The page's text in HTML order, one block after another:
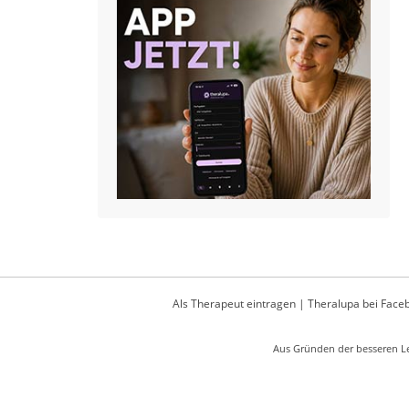
Als Therapeut eintragen| Theralupa bei
Aus Gründen der besseren